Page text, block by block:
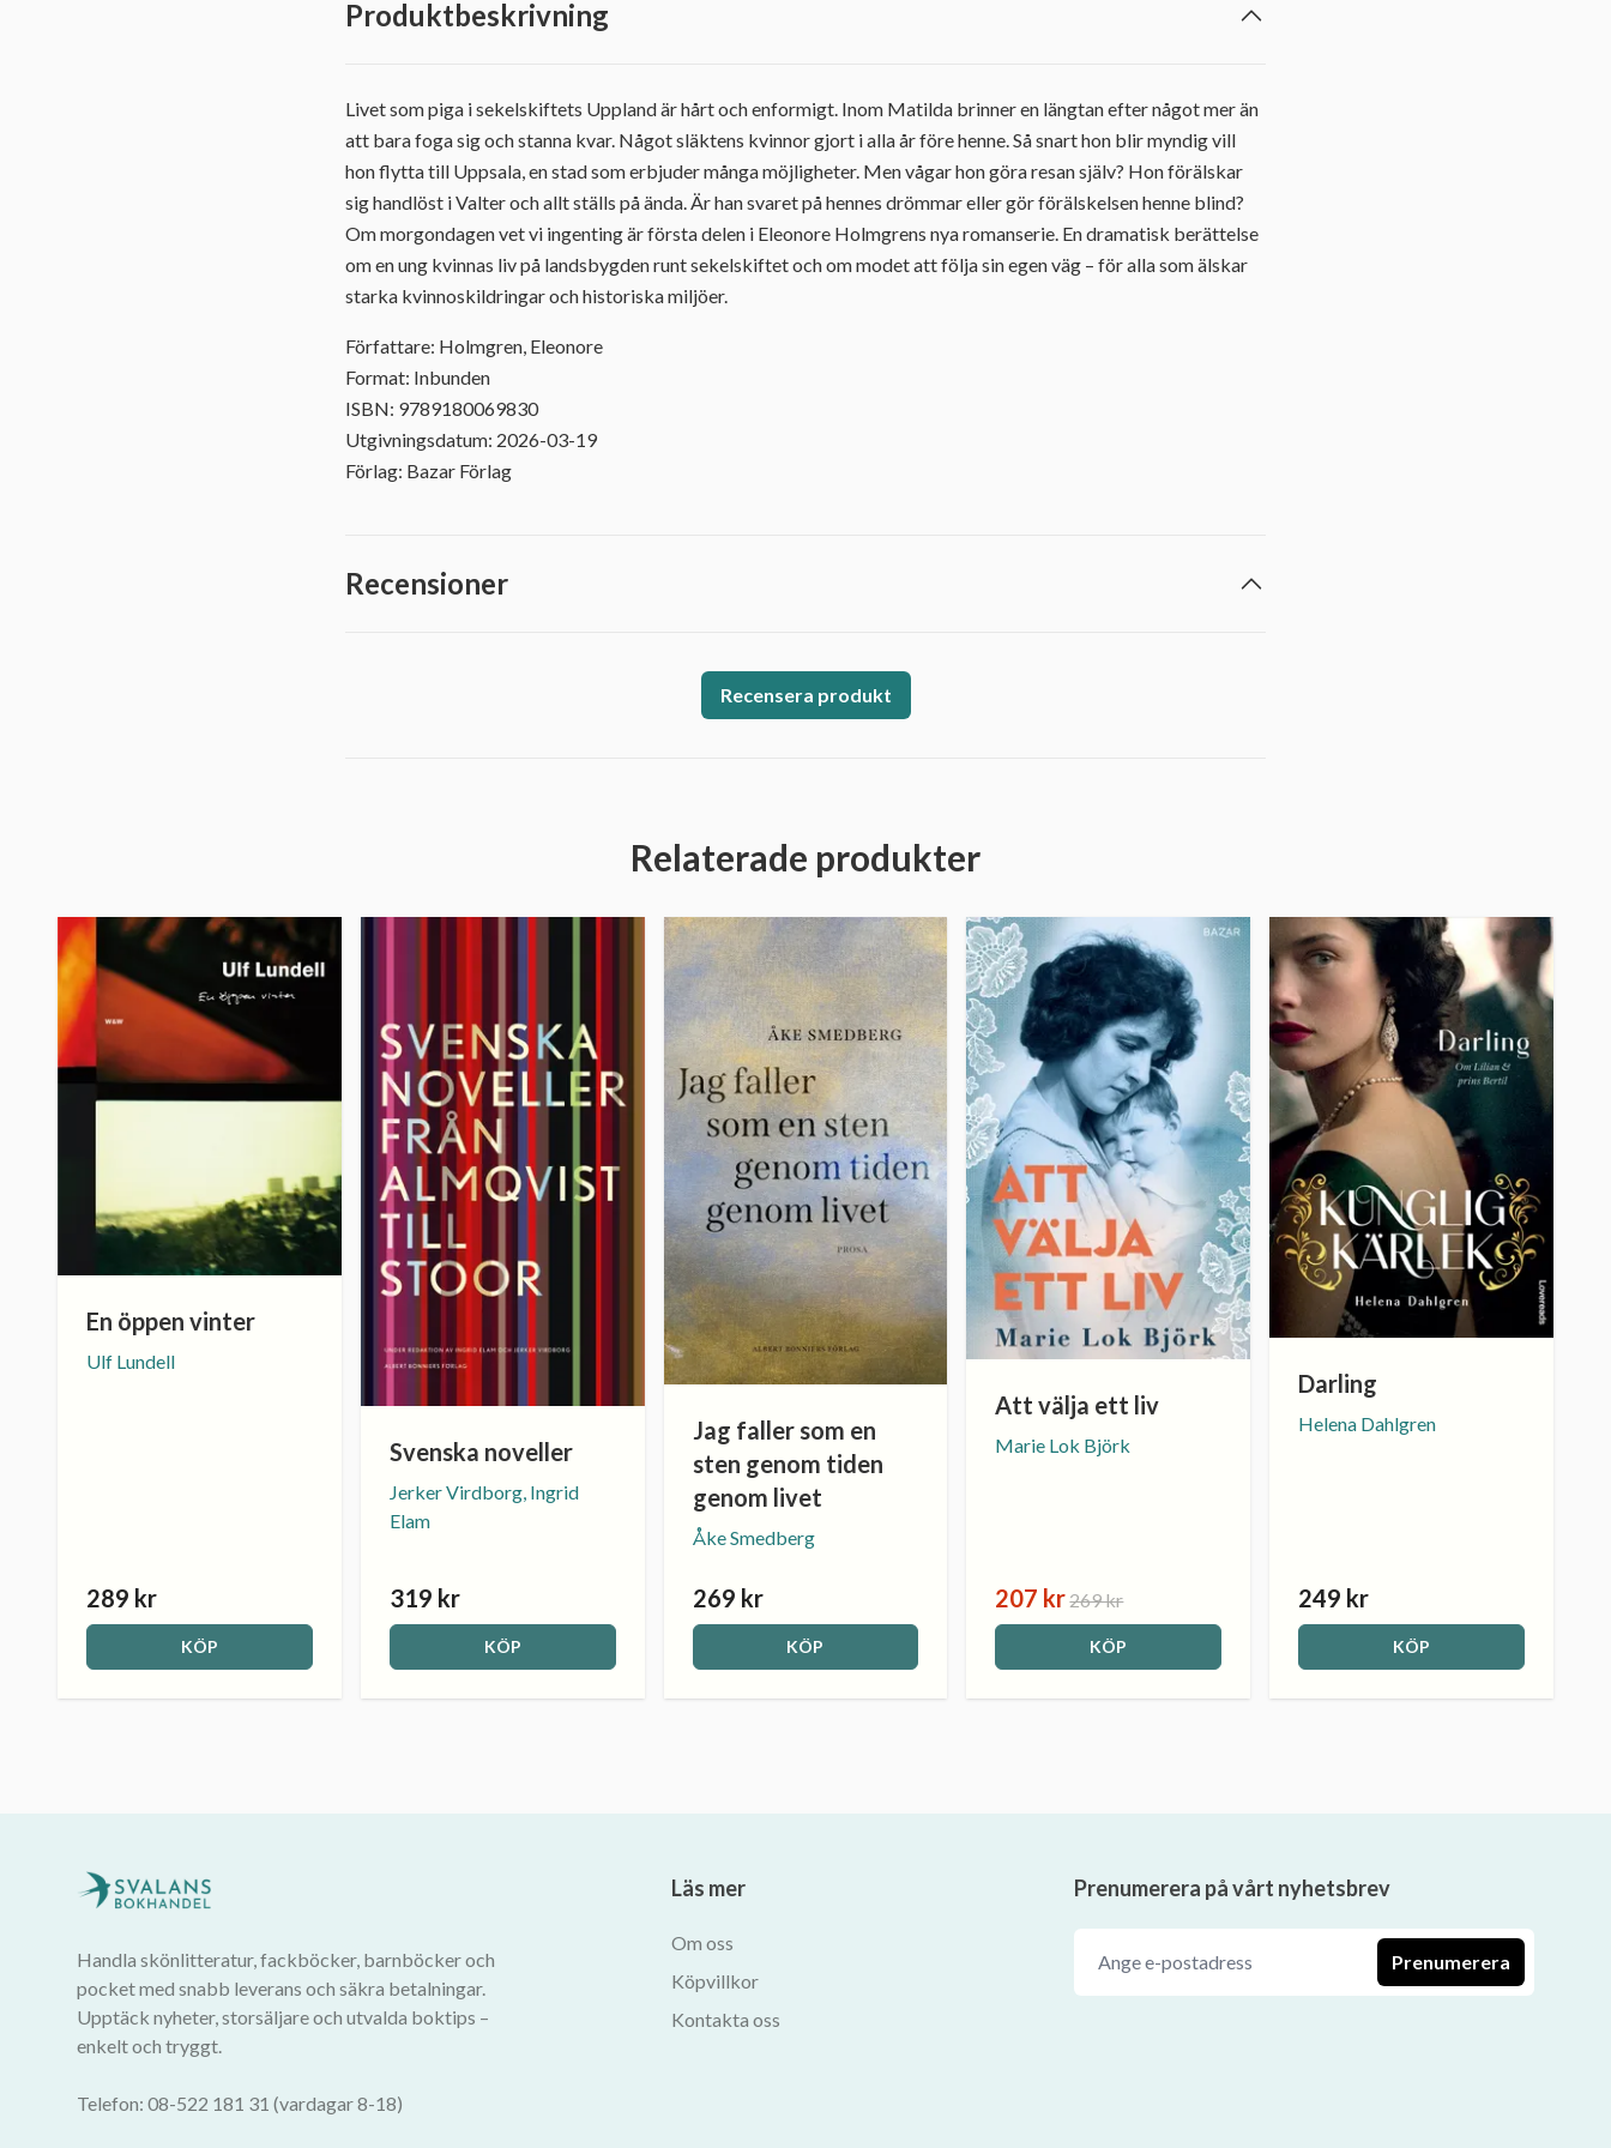
Produktbeskrivning
Livet som piga i sekelskiftets Uppland är hårt och enformigt. Inom Matilda brinner en längtan efter något mer än
att bara foga sig och stanna kvar. Något släktens kvinnor gjort i alla år före henne. Så snart hon blir myndig vill
hon flytta till Uppsala, en stad som erbjuder många möjligheter. Men vågar hon göra resan själv? Hon förälskar
sig handlöst i Valter och allt ställs på ända. Är han svaret på hennes drömmar eller gör förälskelsen henne blind?
Om morgondagen vet vi ingenting är första delen i Eleonore Holmgrens nya romanserie. En dramatisk berättelse
om en ung kvinnas liv på landsbygden runt sekelskiftet och om modet att följa sin egen väg – för alla som älskar
starka kvinnoskildringar och historiska miljöer.
Författare: Holmgren, Eleonore
Format: Inbunden
ISBN: 9789180069830
Utgivningsdatum: 2026-03-19
Förlag: Bazar Förlag
Recensioner
Recensera produkt
Relaterade produkter
En öppen vinter
Ulf Lundell
289 kr
KÖP
Svenska noveller
Jerker Virdborg, Ingrid
Elam
319 kr
KÖP
Jag faller som en
sten genom tiden
genom livet
Åke Smedberg
269 kr
KÖP
Att välja ett liv
Marie Lok Björk
207 kr269 kr
KÖP
Darling
Helena Dahlgren
249 kr
KÖP
Handla skönlitteratur, fackböcker, barnböcker och
pocket med snabb leverans och säkra betalningar.
Upptäck nyheter, storsäljare och utvalda boktips –
enkelt och tryggt.
Telefon: 08-522 181 31 (vardagar 8-18)
Läs mer
Om oss
Köpvillkor
Kontakta oss
Prenumerera på vårt nyhetsbrev
Prenumerera